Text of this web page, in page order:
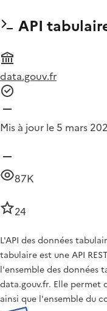
API
data.gouv.fr
Mis à jour le 5 mars
87K
24
L'API des données
tabulaire est une API
l'ensemble des données
data.gouv.fr. Elle permet
ainsi que l'ensemble du